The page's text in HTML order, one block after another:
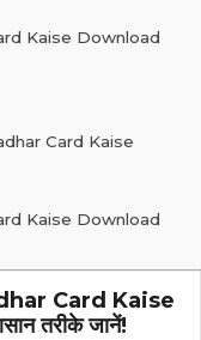
Kaise Download
Card Kaise
Kaise Download
Card Kaise
तरीके जानें!